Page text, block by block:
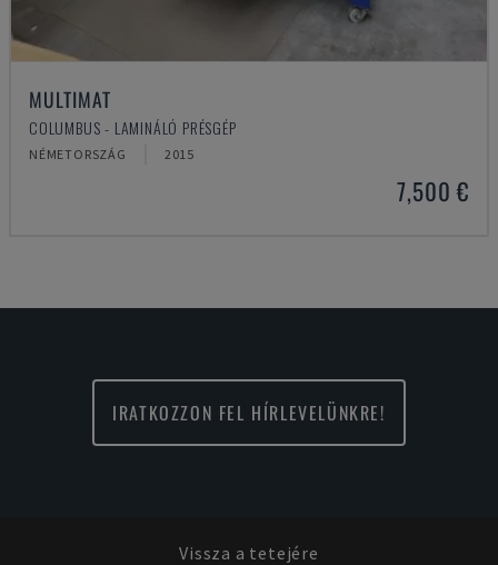
MULTIMAT
COLUMBUS - LAMINÁLÓ PRÉSGÉP
NÉMETORSZÁG 2015
7,500 €
IRATKOZZON FEL HÍRLEVELÜNKRE!
Vissza a tetejére